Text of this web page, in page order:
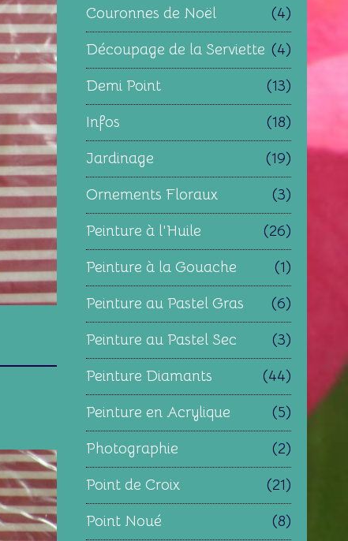
Couronnes de Noël
(4)
Découpage de la Serviette (4)
Demi Point
(13)
Infos
(18)
Jardinage
(19)
Ornements Floraux
(3)
Peinture à l'Huile
(26)
Peinture à la Gouache
(1)
Peinture au Pastel Gras
(6)
Peinture au Pastel Sec
(3)
Peinture Diamants
(44)
Peinture en Acrylique
(5)
Photographie
(2)
Point de Croix
(21)
Point Noué
(8)